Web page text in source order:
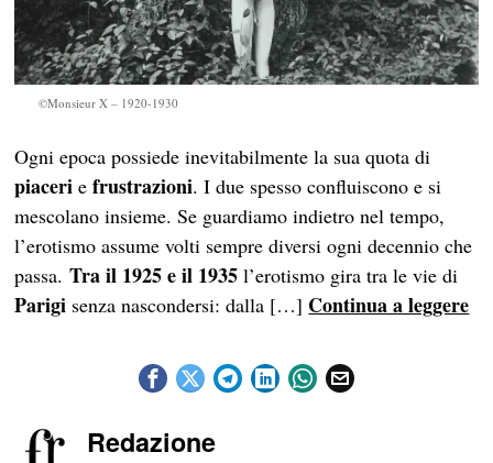
©Monsieur X – 1920-1930
Ogni epoca possiede inevitabilmente la sua quota di
piaceri efrustrazioni. I due spesso confluiscono e si
mescolano insieme. Se guardiamo indietro nel tempo,
l’erotismo assume volti sempre diversi ogni decennio che
passa.Tra il 1925 e il 1935 l’erotismo gira tra le vie di
Parigi senza nascondersi: dalla […] Continua a leggere
Redazione